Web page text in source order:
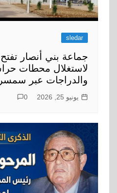
sledar
جماعة بني أنصار
لاستغلال محطات
والدراجات عبر
يونيو 25, 2026 0